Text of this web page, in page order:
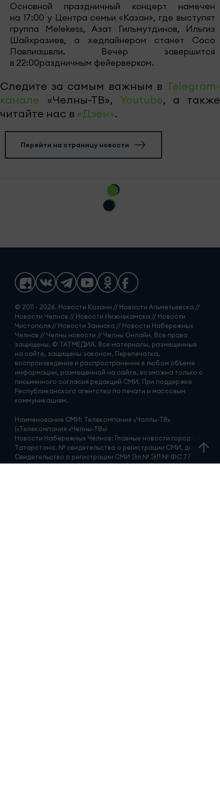
Основной праздничный концерт намечен
на 17:00 у Центра семьи «Казан», где выступят
группа Melekess, Азат Гильмутдинов, Ильгиз
Шайхразиев, а хедлайнером станет Сосо
Павлиашвли. Вечер завершится
в 22:00раздничным фейерверком.
Следите за самым важным в Telegram-
канале «Челны-ТВ», Youtube, а также
читайте нас в «Дзен».
Перейти на страницу новости
© 2011 - 2026. Новости Казани // Новости Альметьевска //
Новости Челнов // Новости Нижнекамска // Новости
Чистополя // Новости Заинска // Новости Набережных
Челнов // Челны новости // Челны Онлайн. Все права
защищены. © ТАТМЕДИА. Все материалы, размещенные
на сайте, защищены законом. Перепечатка,
воспроизведение и распространение в любом объеме
информации, размещенной на сайте, возможна только с
письменного согласия редакций СМИ. При поддержке
Республиканского агентства по печати и массовым
коммуникациям.
Наименование СМИ: Телекомпания «Чаллы-ТВ»
(«Телекомпания «Челны-ТВ»)
Новости Набережных Челнов: Главные новости города и
Татарстана. № свидетельства о регистрации СМИ, дата:
Свидетельство о регистрации СМИ Эл № ЭЛ № ФС 77 -
90168 от 07.10.2025 г выдано Федеральной службой по